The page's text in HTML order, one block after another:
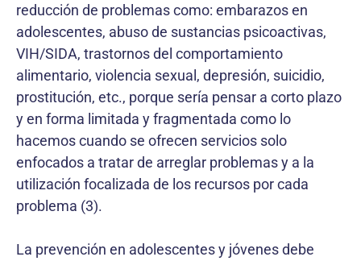
reducción de problemas como: embarazos en
adolescentes, abuso de sustancias psicoactivas,
VIH/SIDA, trastornos del comportamiento
alimentario, violencia sexual, depresión, suicidio,
prostitución, etc., porque sería pensar a corto plazo
y en forma limitada y fragmentada como lo
hacemos cuando se ofrecen servicios solo
enfocados a tratar de arreglar problemas y a la
utilización focalizada de los recursos por cada
problema (3).
La prevención en adolescentes y jóvenes debe